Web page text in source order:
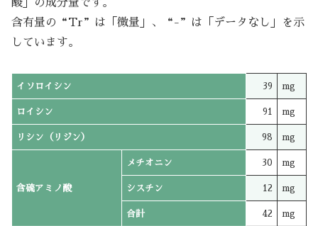
酸」の成分量です。
含有量の“Tr”は「微量」、“-”は「データなし」を示
しています。
イソロイシン 39 mg
ロイシン 91 mg
リシン（リジン） 98 mg
含硫アミノ酸
メチオニン 30 mg
シスチン 12 mg
合計 42 mg